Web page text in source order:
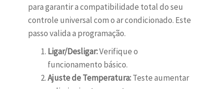
para garantir a compatibilidade total do seu
controle universal com o ar condicionado. Este
passo valida a programação.
Ligar/Desligar:Verifique o
funcionamento básico.
Ajuste de Temperatura:Teste aumentar